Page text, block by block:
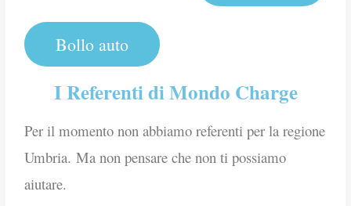
Bollo auto
I Referenti di Mondo Charge
Per il momento non abbiamo referenti per la regione
Umbria.Ma non pensare che non ti possiamo
aiutare.